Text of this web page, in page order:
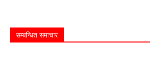
सम्बन्धित समाचार